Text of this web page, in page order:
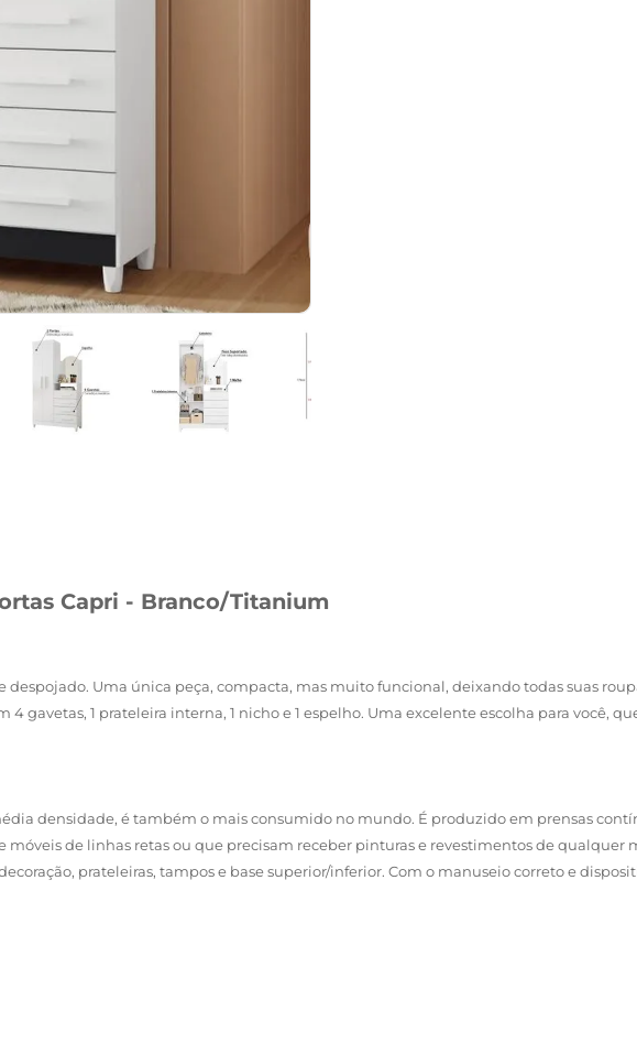
Capri - Branco/Titanium
Uma única peça, compacta, mas muito funcional, deixando todas suas
4 gavetas, 1 prateleira interna, 1 nicho e 1 espelho. Uma excelente escolha para você,
densidade, é também o mais consumido no mundo. É produzido em prensas
de linhas retas ou que precisam receber pinturas e revestimentos de qualquer
prateleiras, tampos e base superior/inferior. Com o manuseio correto e